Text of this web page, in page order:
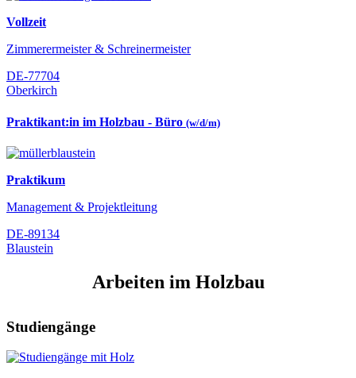
Vollzeit
Zimmerermeister & Schreinermeister
DE-77704
Oberkirch
Praktikant:in im Holzbau - Büro (w/d/m)
Praktikum
Management & Projektleitung
DE-89134
Blaustein
Arbeiten im Holzbau
Studiengänge